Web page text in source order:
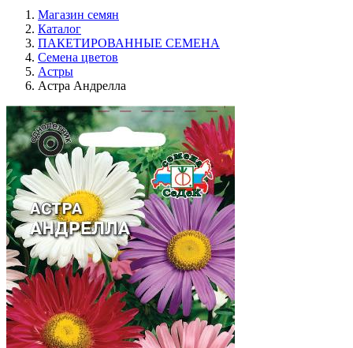
Магазин семян
Каталог
ПАКЕТИРОВАННЫЕ СЕМЕНА
Семена цветов
Астры
Астра Андрелла